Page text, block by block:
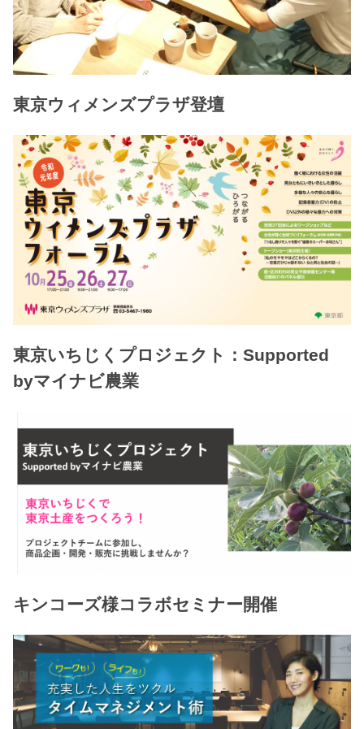
東京ウィメンズプラザ登壇
東京いちじくプロジェクト：Supported
byマイナビ農業
キンコーズ様コラボセミナー開催